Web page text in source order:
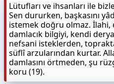
Lütufları ve ihsanları ile
Sen dururken, başkasını
istemek doğru olmaz. İlahi,
damlacık bilgiyi, kendi
nefsani isteklerden,
süflî arzularından kurtar.
damlasını örtmeden, şu
koru (19).